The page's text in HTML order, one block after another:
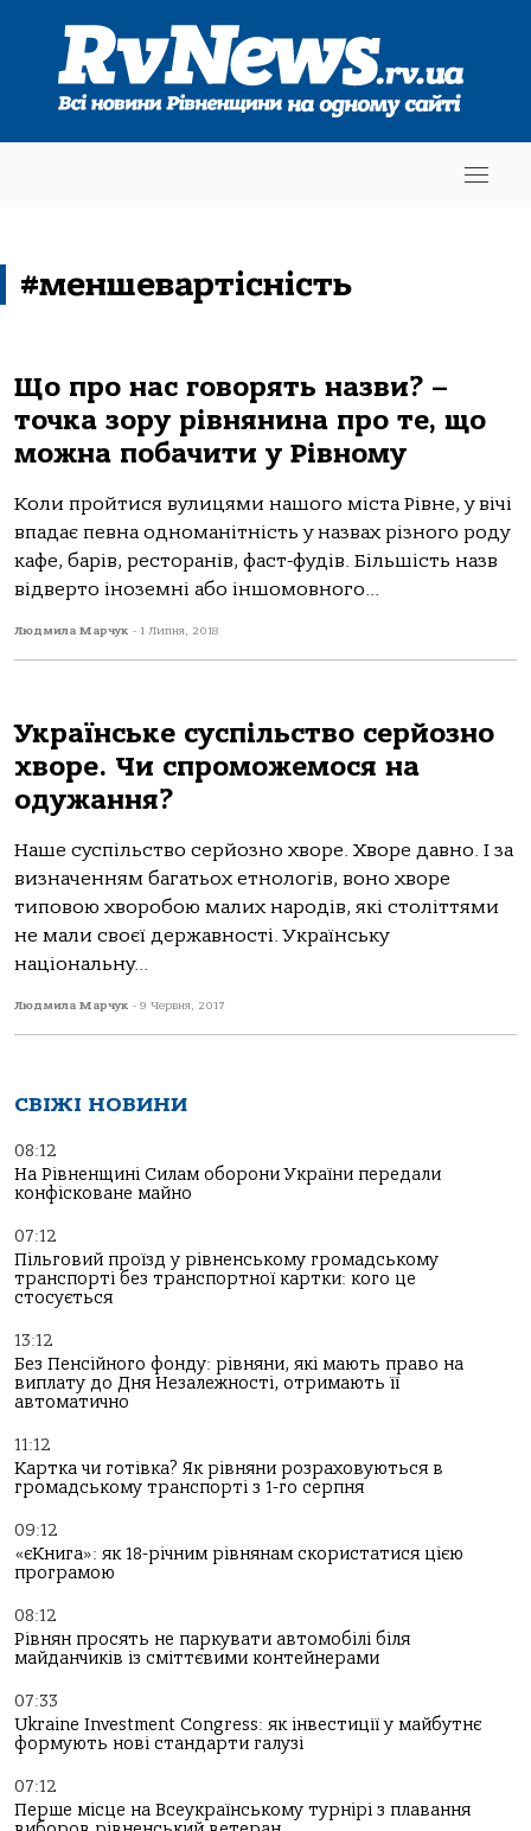
#меншевартісність
Що про нас говорять назви? –
точка зору рівнянина про те, що
можна побачити у Рівному
Коли пройтися вулицями нашого міста Рівне, у вічі
впадає певна одноманітність у назвах різного роду
кафе, барів, ресторанів, фаст-фудів. Більшість назв
відверто іноземні або іншомовного...
Людмила Марчук - 1 Липня, 2018
Українське суспільство серйозно
хворе. Чи cпроможемося на
одужання?
Наше суспільство серйозно хворе. Хворе давно. І за
визначенням багатьох етнологів, воно хворе
типовою хворобою малих народів, які століттями
не мали своєї державності. Українську
національну...
Людмила Марчук - 9 Червня, 2017
СВІЖІ НОВИНИ
08:12
На Рівненщині Силам оборони України передали
конфісковане майно
07:12
Пільговий проїзд у рівненському громадському
транспорті без транспортної картки: кого це
стосується
13:12
Без Пенсійного фонду: рівняни, які мають право на
виплату до Дня Незалежності, отримають її
автоматично
11:12
Картка чи готівка? Як рівняни розраховуються в
громадському транспорті з 1-го серпня
09:12
«єКнига»: як 18-річним рівнянам скористатися цією
програмою
08:12
Рівнян просять не паркувати автомобілі біля
майданчиків із сміттєвими контейнерами
07:33
Ukraine Investment Congress: як інвестиції у майбутнє
формують нові стандарти галузі
07:12
Перше місце на Всеукраїнському турнірі з плавання